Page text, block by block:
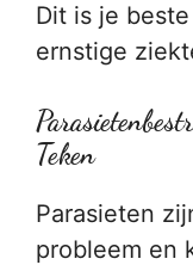
Dit is je
ernstige
Teken
Parasieten
probleem en